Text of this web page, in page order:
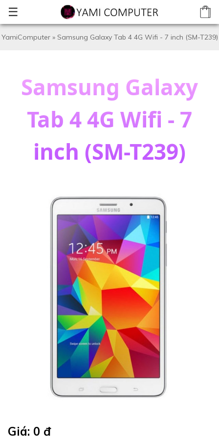
☰
YamiComputer» Samsung Galaxy Tab 4 4G Wifi - 7 inch (SM-T239)
Samsung Galaxy
Tab 4 4G Wifi - 7
inch (SM-T239)
Giá: 0 đ